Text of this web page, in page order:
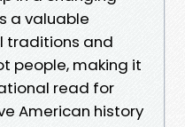
a valuable
traditions and
people, making it
read for
American history